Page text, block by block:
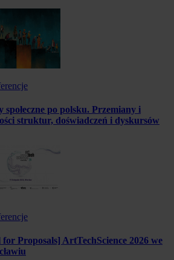
społeczne po polsku. Przemiany i
struktur, doświadczeń i dyskursów
for Proposals] ArtTechScience 2026 we